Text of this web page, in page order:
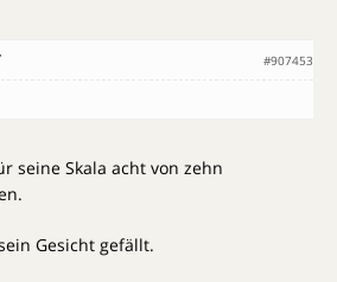
#907453
seine Skala acht von zehn
Gesicht gefällt.